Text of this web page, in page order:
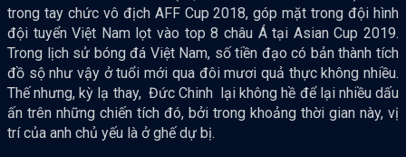
trong tay chức vô địch AFF Cup 2018, góp mặt trong đội hình
đội tuyển Việt Nam lọt vào top 8 châu Á tại Asian Cup 2019.
Trong lịch sử bóng đá Việt Nam, số tiền đạo có bản thành tích
đồ sộ như vậy ở tuổi mới qua đôi mươi quả thực không nhiều.
Thế nhưng, kỳ lạ thay, Đức Chinh lại không hề để lại nhiều dấu
ấn trên những chiến tích đó, bởi trong khoảng thời gian này, vị
trí của anh chủ yếu là ở ghế dự bị.